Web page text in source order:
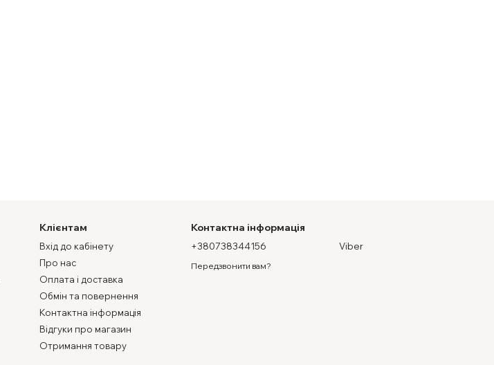
Клієнтам
Вхід до кабінету
Про нас
Оплата і доставка
Обмін та повернення
Контактна інформація
Відгуки про магазин
Отримання товару
Контактна інформація
+380738344156
Передзвонити вам?
Viber